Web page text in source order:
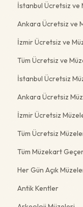
İstanbul Ücretsiz ve
Ankara Ücretsiz ve
İzmir Ücretsiz ve
Tüm Ücretsiz ve
İstanbul Ücretsiz
Ankara Ücretsiz
İzmir Ücretsiz
Tüm Ücretsiz
Tüm Müzekart
Her Gün Açık
Antik Kentler